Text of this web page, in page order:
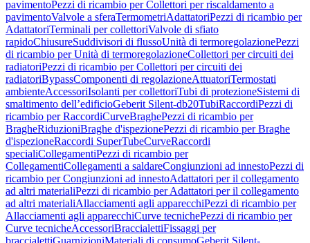
pavimentoPezzi di ricambio per Collettori per riscaldamento a
pavimentoValvole a sferaTermometriAdattatoriPezzi di ricambio per
AdattatoriTerminali per collettoriValvole di sfiato
rapidoChiusureSuddivisori di flussoUnità di termoregolazionePezzi
di ricambio per Unità di termoregolazioneCollettori per circuiti dei
radiatoriPezzi di ricambio per Collettori per circuiti dei
radiatoriBypassComponenti di regolazioneAttuatoriTermostati
ambienteAccessoriIsolanti per collettoriTubi di protezioneSistemi di
smaltimento dell’edificioGeberit Silent-db20TubiRaccordiPezzi di
ricambio per RaccordiCurveBraghePezzi di ricambio per
BragheRiduzioniBraghe d'ispezionePezzi di ricambio per Braghe
d'ispezioneRaccordi SuperTubeCurveRaccordi
specialiCollegamentiPezzi di ricambio per
CollegamentiCollegamenti a saldareCongiunzioni ad innestoPezzi di
ricambio per Congiunzioni ad innestoAdattatori per il collegamento
ad altri materialiPezzi di ricambio per Adattatori per il collegamento
ad altri materialiAllacciamenti agli apparecchiPezzi di ricambio per
Allacciamenti agli apparecchiCurve tecnichePezzi di ricambio per
Curve tecnicheAccessoriBraccialettiFissaggi per
braccialettiGuarnizioniMateriali di consumoGeberit Silent-